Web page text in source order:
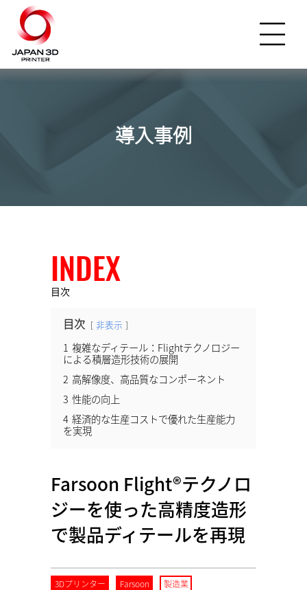
導入事例
INDEX
目次
目次 非表示
1 複雑なディテール：Flightテクノロジー
による積層造形技術の展開
2 ⾼解像度、⾼品質なコンポーネント
3 性能の向上
4 経済的な⽣産コストで優れた生産能力
を実現
Farsoon Flight®テクノロ
ジーを使った高精度造形
で製品ディテールを再現
3Dプリンター Farsoon 製造業